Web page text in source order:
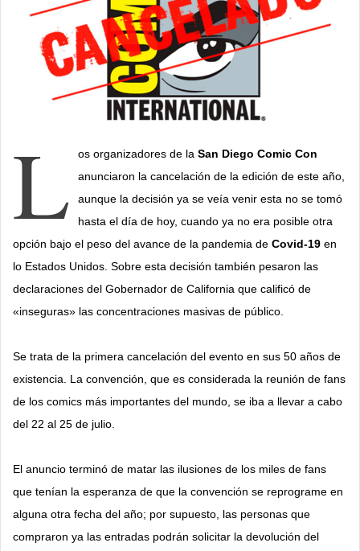
m
a
L os organizadores de la San Diego Comic Con
anunciaron la cancelación de la edición de este año,
aunque la decisión ya se veía venir esta no se tomó
hasta el día de hoy, cuando ya no era posible otra
opción bajo el peso del avance de la pandemia de Covid-19 en
lo Estados Unidos. Sobre esta decisión también pesaron las
declaraciones del Gobernador de California que calificó de
«inseguras» las concentraciones masivas de público.
Se trata de la primera cancelación del evento en sus 50 años de
existencia. La convención, que es considerada la reunión de fans
de los comics más importantes del mundo, se iba a llevar a cabo
del 22 al 25 de julio.
El anuncio terminó de matar las ilusiones de los miles de fans
que tenían la esperanza de que la convención se reprograme en
alguna otra fecha del año; por supuesto, las personas que
compraron ya las entradas podrán solicitar la devolución del